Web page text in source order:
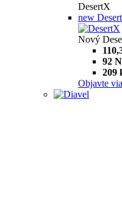
DesertX
new
Nový
92
209
Objavte